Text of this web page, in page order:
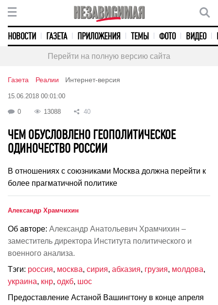
НОВОСТИ ГАЗЕТА ПРИЛОЖЕНИЯ ТЕМЫ ФОТО ВИДЕО
Перейти на полную версию сайта
Газета Реалии Интернет-версия
15.06.2018 00:01:00
0 13088 40
ЧЕМ ОБУСЛОВЛЕНО ГЕОПОЛИТИЧЕСКОЕ
ОДИНОЧЕСТВО РОССИИ
В отношениях с союзниками Москва должна перейти к
более прагматичной политике
Александр Храмчихин
Об авторе: Александр Анатольевич Храмчихин –
заместитель директора Института политического и
военного анализа.
Тэги: россия, москва, сирия, абхазия, грузия, молдова,
украина, кнр, одкб, шос
Предоставление Астаной Вашингтону в конце апреля